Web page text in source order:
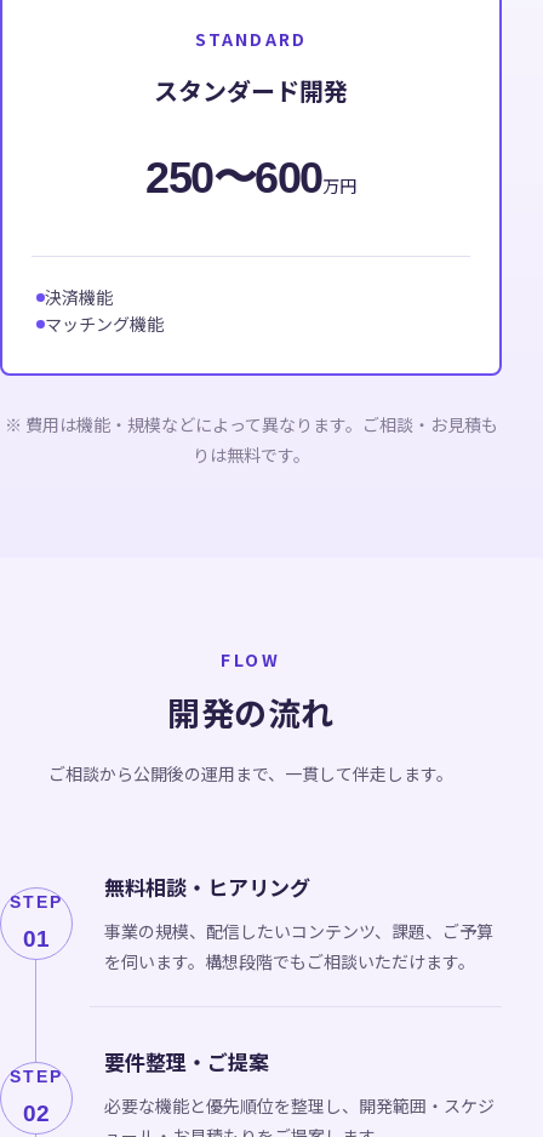
STANDARD
スタンダード開発
250〜600万円
決済機能
マッチング機能
※ 費用は機能・規模などによって異なります。ご相談・お見積も
りは無料です。
FLOW
開発の流れ
ご相談から公開後の運用まで、一貫して伴走します。
STEP
01
無料相談・ヒアリング
事業の規模、配信したいコンテンツ、課題、ご予算
を伺います。構想段階でもご相談いただけます。
STEP
02
要件整理・ご提案
必要な機能と優先順位を整理し、開発範囲・スケジ